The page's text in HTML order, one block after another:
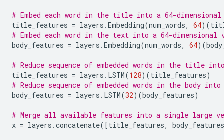
# Embed each word in the title into a 64-
title_features = layers .Embedding(num_words, 64)(
# Embed each word in the text into a 64-dimensional
body_features = layers .Embedding(num_words, 64)(
# Reduce sequence of embedded words in the title
title_features = layers . LSTM(128)(title_features)
# Reduce sequence of embedded words in the body
body_features = layers . LSTM(32)(body_features)
# Merge all available features into a single large
x = layers .concatenate([title_features, body_features